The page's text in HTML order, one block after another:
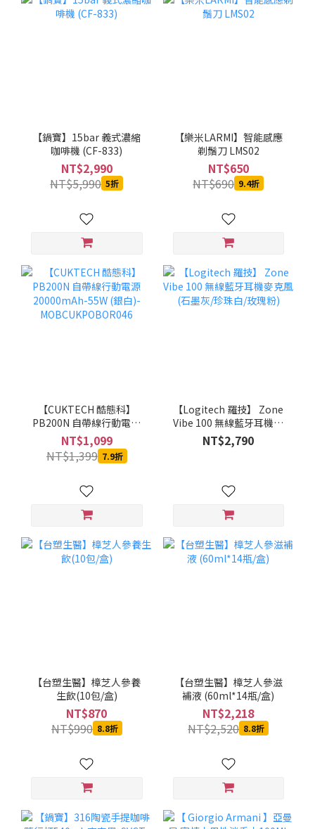
【鍋寶】15bar 義式濃縮
咖啡機 (CF-833)
NT$2,990
NT$5,990 5折
【樂米LARMI】智能感應
剃鬚刀 LMS02
NT$650
NT$690 9.4折
【CUKTECH 酷態科】
PB200N 自帶線行動電源
20000mAh-55W (銀白)-
MOBCUKPOBOR046
NT$1,099
NT$1,399 7.9折
【Logitech 羅技】 Zone
Vibe 100 無線藍牙耳機麥
克風(石墨灰/珍珠白/玫瑰
粉)
NT$2,790
【台塑生醫】樟芝人參養
生飲(10包/盒)
NT$870
NT$990 8.8折
【台塑生醫】樟芝人參滋
補液 (60ml*14瓶/盒)
NT$2,218
NT$2,520 8.8折